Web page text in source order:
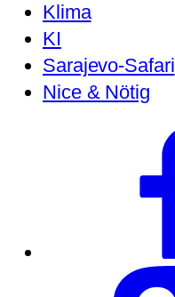
Klima
KI
Sarajevo-Safari
Nice & Nötig